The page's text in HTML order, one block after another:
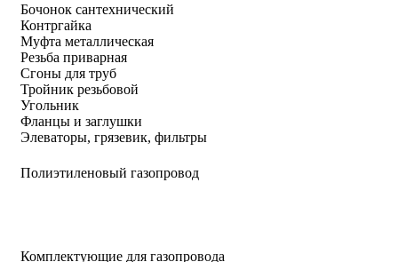
Бочонок сантехнический
Контргайка
Муфта металлическая
Резьба приварная
Сгоны для труб
Тройник резьбовой
Угольник
Фланцы и заглушки
Элеваторы, грязевик, фильтры
Полиэтиленовый газопровод
Комплектующие для газопровода